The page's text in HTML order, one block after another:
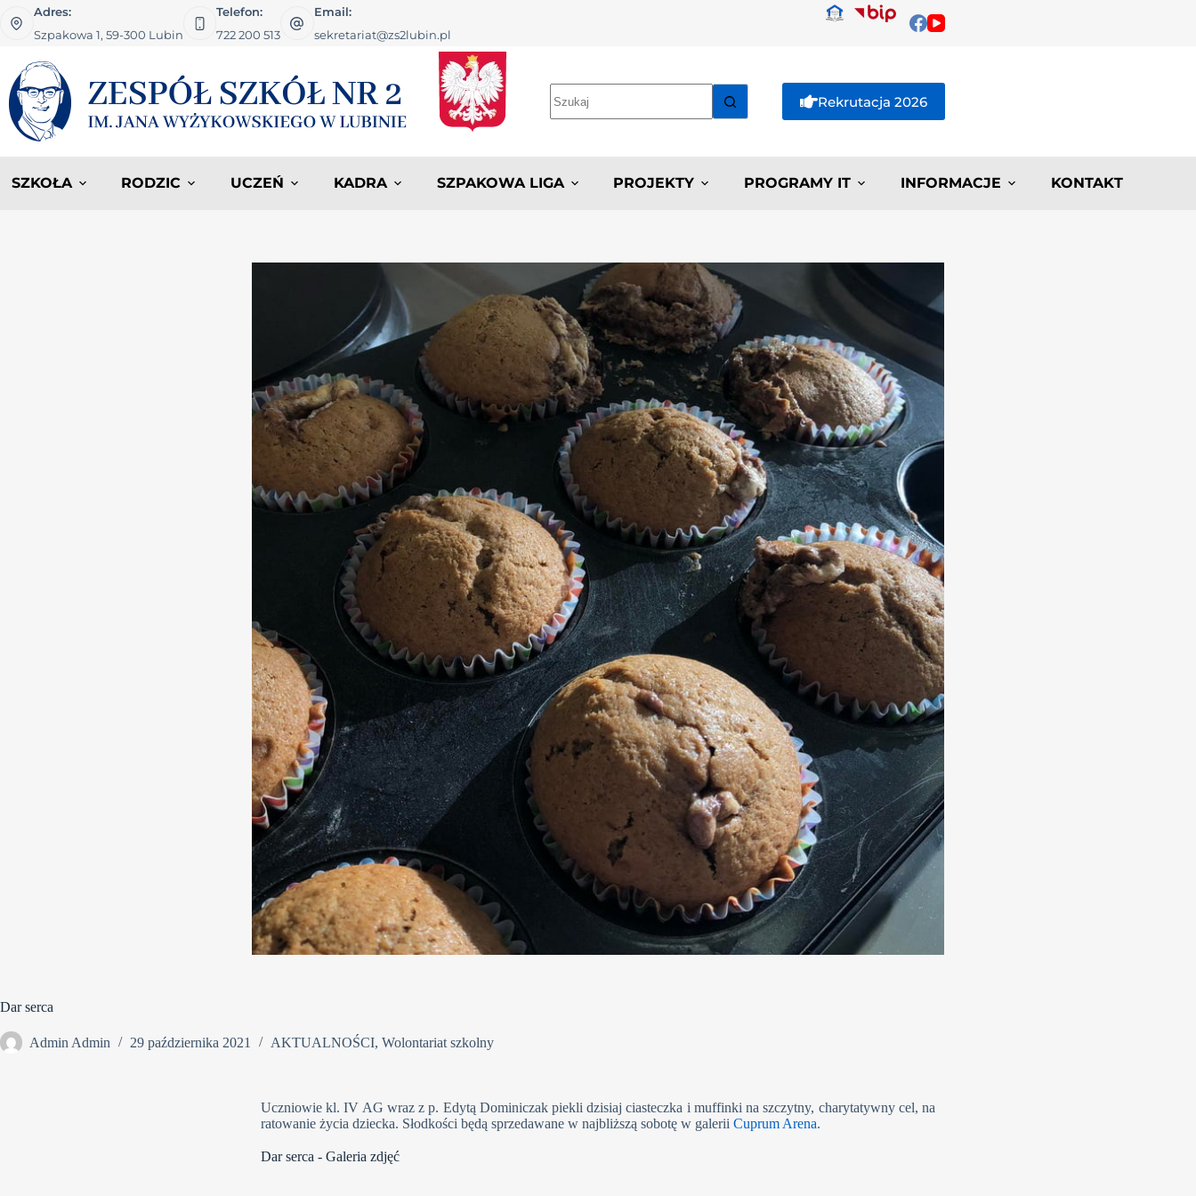
Adres:
Szpakowa 1, 59-300 Lubin
Telefon:
722 200 513
Email:
sekretariat@zs2lubin.pl
Rekrutacja 2026
SZKOŁA RODZIC UCZEŃ KADRA SZPAKOWA LIGA PROJEKTY PROGRAMY IT INFORMACJE KONTAKT
Dar serca
Admin Admin 29 października 2021 AKTUALNOŚCI, Wolontariat szkolny
Uczniowie kl. IV AG wraz z p. Edytą Dominiczak piekli dzisiaj ciasteczka i muffinki na szczytny, charytatywny cel, na
ratowanie życia dziecka. Słodkości będą sprzedawane w najbliższą sobotę w galerii Cuprum Arena.
Dar serca - Galeria zdjęć